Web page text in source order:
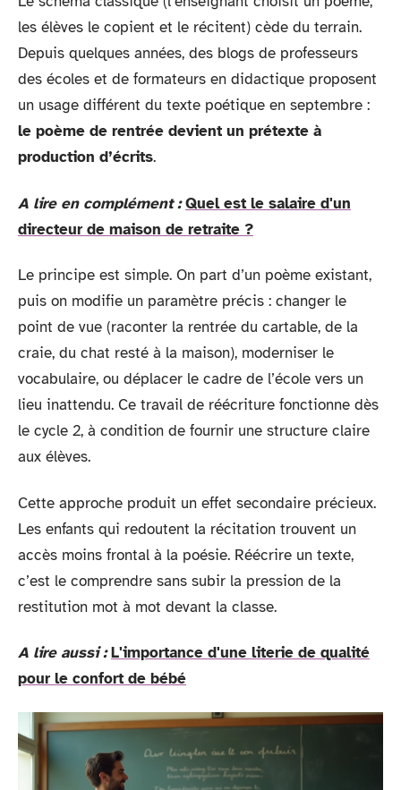
les élèves le copient et le récitent) cède du terrain.
Depuis quelques années, des blogs de professeurs
des écoles et de formateurs en didactique proposent
un usage différent du texte poétique en septembre :
le poème de rentrée devient un prétexte à
production d’écrits.
A lire en complément : Quel est le salaire d'un
directeur de maison de retraite ?
Le principe est simple. On part d’un poème existant,
puis on modifie un paramètre précis : changer le
point de vue (raconter la rentrée du cartable, de la
craie, du chat resté à la maison), moderniser le
vocabulaire, ou déplacer le cadre de l’école vers un
lieu inattendu. Ce travail de réécriture fonctionne dès
le cycle 2, à condition de fournir une structure claire
aux élèves.
Cette approche produit un effet secondaire précieux.
Les enfants qui redoutent la récitation trouvent un
accès moins frontal à la poésie. Réécrire un texte,
c’est le comprendre sans subir la pression de la
restitution mot à mot devant la classe.
A lire aussi : L'importance d'une literie de qualité
pour le confort de bébé